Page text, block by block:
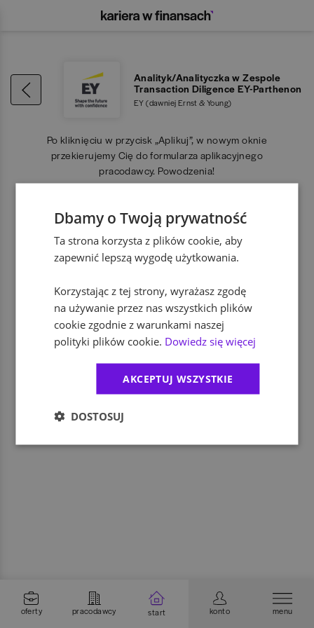
oferty pracodawcy start konto menu
Analityk/Analityczka w Zespole
Transaction Diligence EY-Parthenon
EY (dawniej Ernst & Young)
Po kliknięciu w przycisk „Aplikuj”, w nowym oknie
przekierujemy Cię do formularza aplikacyjnego
pracodawcy. Powodzenia!
APLIKUJ
Dbamy o Twoją prywatność
Ta strona korzysta z plików cookie, aby
zapewnić lepszą wygodę użytkowania.
Korzystając z tej strony, wyrażasz zgodę
na używanie przez nas wszystkich plików
cookie zgodnie z warunkami naszej
polityki plików cookie. Dowiedz się więcej
AKCEPTUJ WSZYSTKIE
DOSTOSUJ